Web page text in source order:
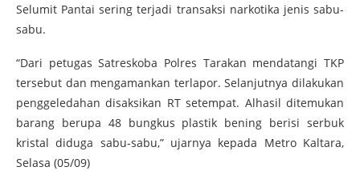
Selumit Pantai sering terjadi transaksi narkotika jenis sabu-
sabu.
“Dari petugas Satreskoba Polres Tarakan mendatangi TKP
tersebut dan mengamankan terlapor. Selanjutnya dilakukan
penggeledahan disaksikan RT setempat. Alhasil ditemukan
barang berupa 48 bungkus plastik bening berisi serbuk
kristal diduga sabu-sabu,” ujarnya kepada Metro Kaltara,
Selasa (05/09)